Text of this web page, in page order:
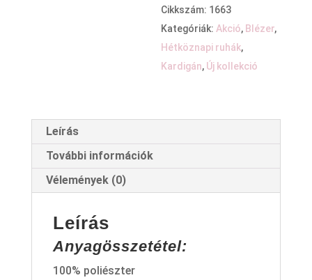
Cikkszám: 1663
Kategóriák: Akció, Blézer,
Hétköznapi ruhák,
Kardigán, Új kollekció
Leírás
További információk
Vélemények (0)
Leírás
Anyagösszetétel:
100% poliészter